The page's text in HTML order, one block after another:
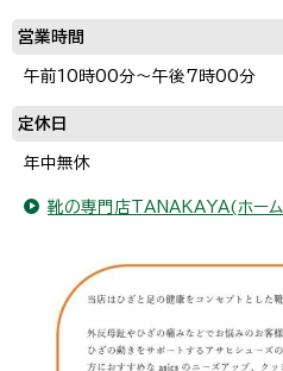
営業時間
午前10時00分～午後7時00分
定休日
年中無休
靴の専門店TANAKAYA(ホーム